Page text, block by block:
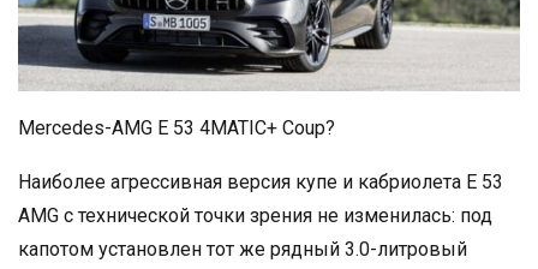
Mercedes-AMG E 53 4MATIC+ Coup?
Наиболее агрессивная версия купе и кабриолета E 53
AMG c технической точки зрения не изменилась: под
капотом установлен тот же рядный 3.0-литровый